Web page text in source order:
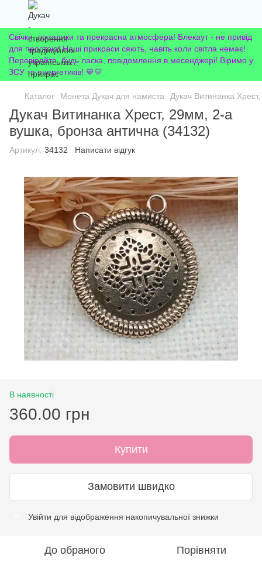
Свічки, ліхтарики та прекрасна атмосфера! Блекаут - не привід
для простою! Наші прикраси сяють, навіть коли світла немає!
Перевіряйте, будь ласка, повідомлення в месенджері! Віримо у
ЗСУ та енергетиків! 💙💛
Каталог Монета Дукач для намиста Дукач Витинанка
Дукач Витинанка Хрест, 29мм, 2-а
вушка, бронза антична (34132)
Артикул: 34132 Написати відгук
В наявності
360.00 грн
Купити
Замовити швидко
Увійти для відображення накопичувальної знижки
До обраного Порівняти